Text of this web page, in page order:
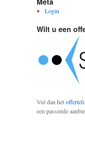
Login
Wilt u een
Vul dan het
een passende